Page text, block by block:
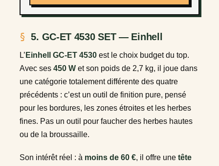
5. GC-ET 4530 SET — Einhell
L’ Einhell GC-ET 4530 est le choix budget du top.
Avec ses 450 W et son poids de 2,7 kg, il joue dans
une catégorie totalement différente des quatre
précédents : c’est un outil de finition pure, pensé
pour les bordures, les zones étroites et les herbes
fines. Pas un outil pour faucher des herbes hautes
ou de la broussaille.
Son intérêt réel : à moins de 60 €, il offre une tête